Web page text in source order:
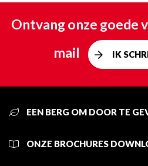
Ontvang onze goede
mail
IK
EEN BERG OM DOOR TE
ONZE BROCHURES